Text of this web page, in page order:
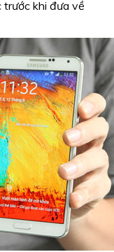
trước khi đưa về